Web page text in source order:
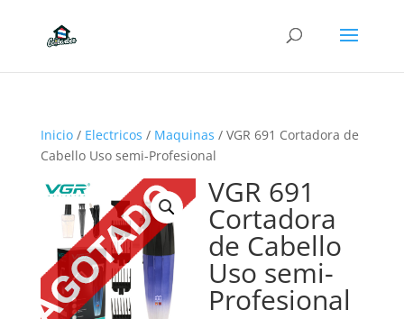
Inicio/ Electricos / Maquinas / VGR 691 Cortadora de
Cabello Uso semi-Profesional
VGR 691
Cortadora
de Cabello
Uso semi-
Profesional